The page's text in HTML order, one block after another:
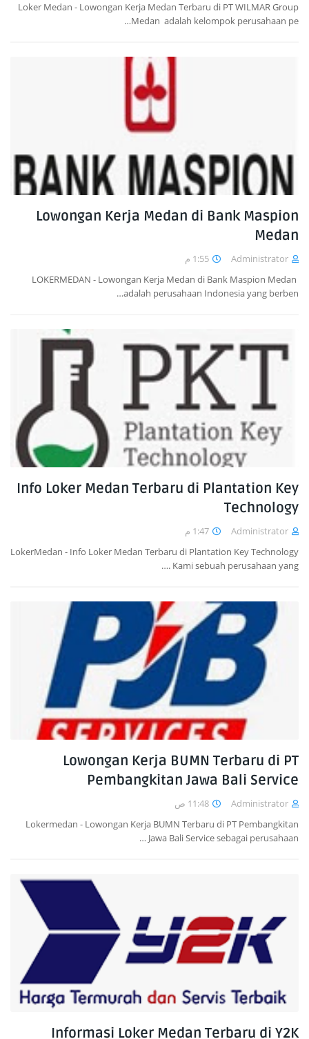
Loker Medan - Lowongan Kerja Medan Terbaru di PT WILMAR Group
Medan adalah kelompok perusahaan pe…
Lowongan Kerja Medan di Bank Maspion
Medan
Administrator
1:55 م
LOKERMEDAN - Lowongan Kerja Medan di Bank Maspion Medan
adalah perusahaan Indonesia yang berben…
Info Loker Medan Terbaru di Plantation Key
Technology
Administrator
1:47 م
LokerMedan - Info Loker Medan Terbaru di Plantation Key Technology
. Kami sebuah perusahaan yang…
Lowongan Kerja BUMN Terbaru di PT
Pembangkitan Jawa Bali Service
Administrator
11:48 ص
Lokermedan - Lowongan Kerja BUMN Terbaru di PT Pembangkitan
Jawa Bali Service sebagai perusahaan …
Informasi Loker Medan Terbaru di Y2K